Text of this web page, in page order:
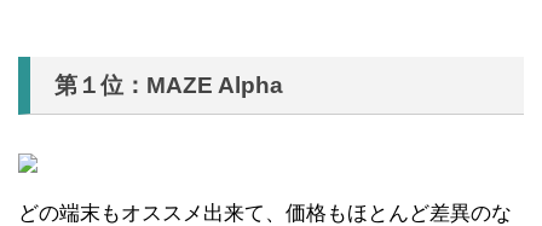
第１位：MAZE Alpha
どの端末もオススメ出来て、価格もほとんど差異のな